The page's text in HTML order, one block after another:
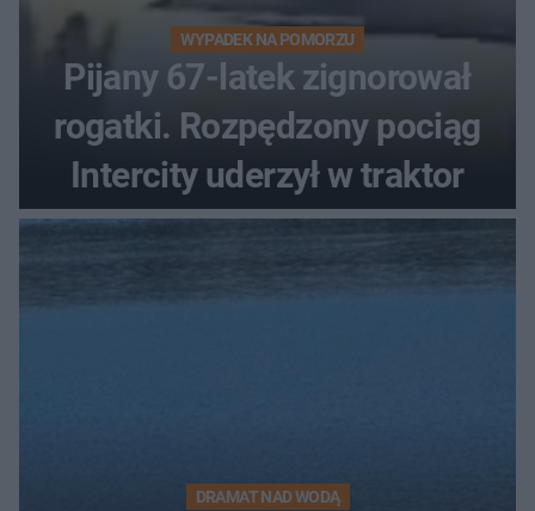
WYPADEK NA POMORZU
Pijany 67-latek zignorował
rogatki. Rozpędzony pociąg
Intercity uderzył w traktor
DRAMAT NAD WODĄ